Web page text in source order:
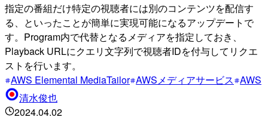
指定の番組だけ特定の視聴者には別のコンテンツを配信す
る、といったことが簡単に実現可能になるアップデートで
す。Program内で代替となるメディアを指定しておき、
Playback URLにクエリ文字列で視聴者IDを付与してリクエ
ストを行います。
AWS Elemental MediaTailor AWSメディアサービス AWS
清水俊也
2024.04.02